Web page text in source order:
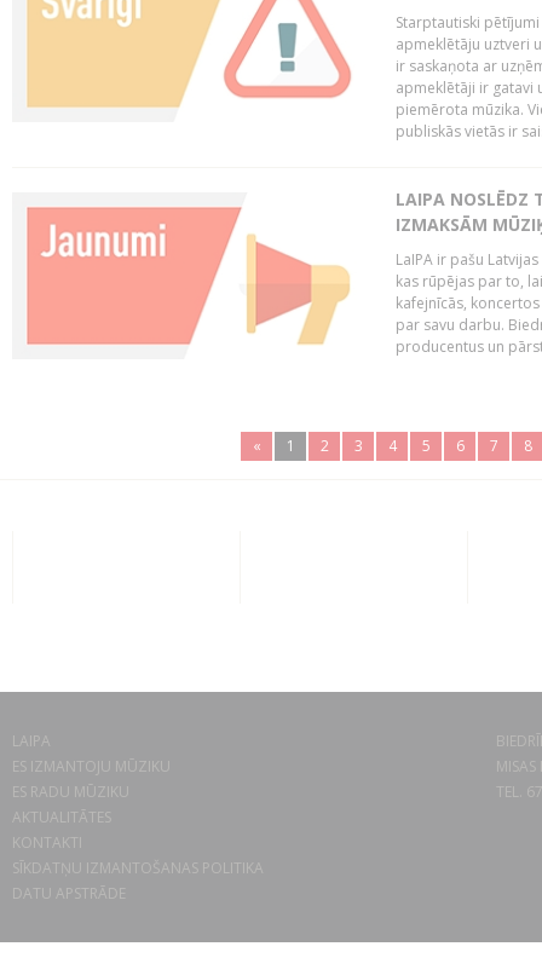
Starptautiski
apmeklētāju uztveri
ir saskaņota ar
apmeklētāji ir gatavi
piemērota mūzika.
publiskās vietās ir
LAIPA NOSLĒDZ
IZMAKSĀM
LaIPA ir pašu
kas rūpējas par to,
kafejnīcās,
par savu darbu.
producentus un
« 1 2 3 4 5 6 7 8
LAIPA
ES IZMANTOJU MŪZIKU
ES RADU MŪZIKU
AKTUALITĀTES
KONTAKTI
SĪKDATŅU IZMANTOŠANAS POLITIKA
DATU APSTRĀDE
TEL.